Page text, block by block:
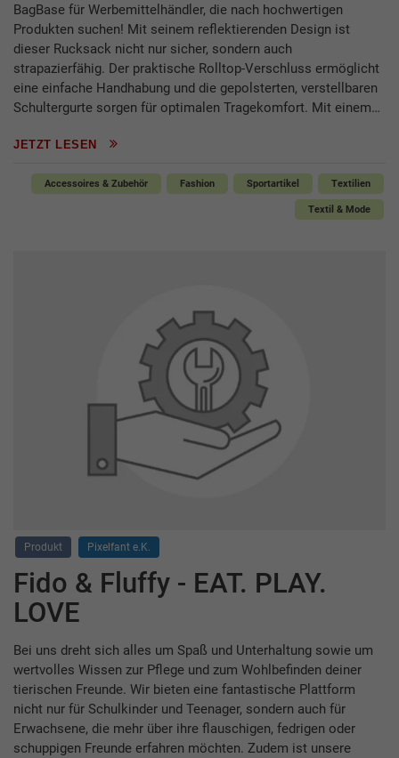
BagBase für Werbemittelhändler, die nach hochwertigen
Produkten suchen! Mit seinem reflektierenden Design ist
dieser Rucksack nicht nur sicher, sondern auch
strapazierfähig. Der praktische Rolltop-Verschluss ermöglicht
eine einfache Handhabung und die gepolsterten, verstellbaren
Schultergurte sorgen für optimalen Tragekomfort. Mit einem…
JETZT LESEN
Accessoires & Zubehör Fashion Sportartikel Textilien
Textil & Mode
Produkt Pixelfant e.K.
Fido & Fluffy - EAT. PLAY.
LOVE
Bei uns dreht sich alles um Spaß und Unterhaltung sowie um
wertvolles Wissen zur Pflege und zum Wohlbefinden deiner
tierischen Freunde. Wir bieten eine fantastische Plattform
nicht nur für Schulkinder und Teenager, sondern auch für
Erwachsene, die mehr über ihre flauschigen, fedrigen oder
schuppigen Freunde erfahren möchten. Zudem ist unsere